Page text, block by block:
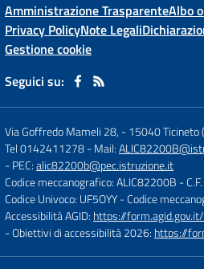
Amministrazione TrasparenteAlbo
Privacy PolicyNote Legali
Gestione cookie
Seguici su:
Via Goffredo Mameli 28, -15040 Ticineto
Tel 0142411278- Mail:
- PEC:alic82200b@pec.istruzione.it
Codice meccanografico: ALIC82200B -
Codice Univoco: UF5OYY- Codice
Accessibilità AGID: https://
- Obiettivi di accessibilità 2026: https://